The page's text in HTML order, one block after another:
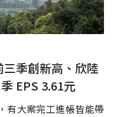
季創新高、欣陸
EPS 3.61元
有大案完工進帳皆能帶